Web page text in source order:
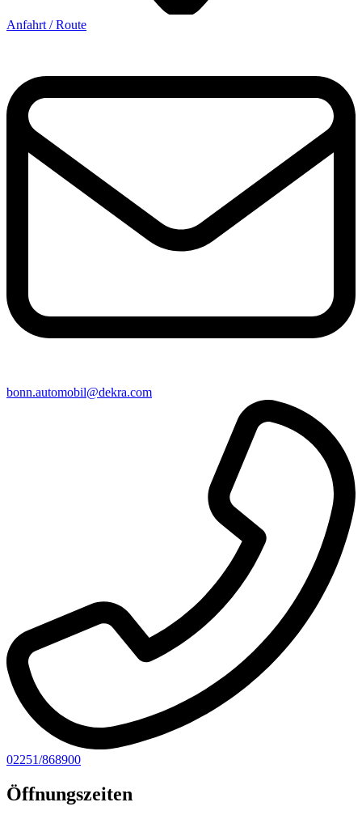
Anfahrt / Route
bonn​.automobil@​dekra.com
02251/868900
Öffnungszeiten